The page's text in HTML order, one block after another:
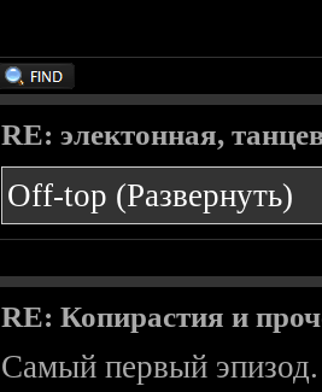
RE: электонная,
Off-top (Развернуть)
RE: Копирастия и
Самый первый